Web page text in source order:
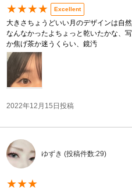
★★★★ Excellent
大きさちょうどいい月のデザインは自
なんなかったよちょっと乾いたかな、
か焦げ茶か迷うくらい、鏡汚
2022年12月15日投稿
ゆずき (投稿件数:29)
★★★